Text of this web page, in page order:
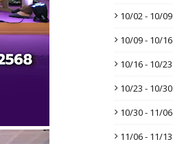
10/02 - 10/09
10/09 - 10/16
10/16 - 10/23
10/23 - 10/30
10/30 - 11/06
11/06 - 11/13